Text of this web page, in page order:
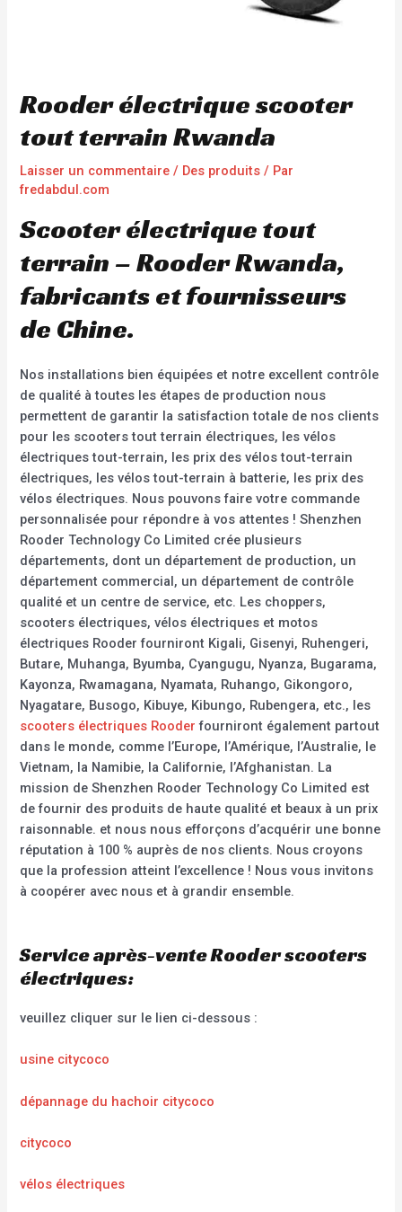
Rooder électrique scooter
tout terrain Rwanda
Laisser un commentaire / Des produits / Par
fredabdul.com
Scooter électrique tout
terrain – Rooder Rwanda,
fabricants et fournisseurs
de Chine.
Nos installations bien équipées et notre excellent contrôle
de qualité à toutes les étapes de production nous
permettent de garantir la satisfaction totale de nos clients
pour les scooters tout terrain électriques, les vélos
électriques tout-terrain, les prix des vélos tout-terrain
électriques, les vélos tout-terrain à batterie, les prix des
vélos électriques. Nous pouvons faire votre commande
personnalisée pour répondre à vos attentes ! Shenzhen
Rooder Technology Co Limited crée plusieurs
départements, dont un département de production, un
département commercial, un département de contrôle
qualité et un centre de service, etc. Les choppers,
scooters électriques, vélos électriques et motos
électriques Rooder fourniront Kigali, Gisenyi, Ruhengeri,
Butare, Muhanga, Byumba, Cyangugu, Nyanza, Bugarama,
Kayonza, Rwamagana, Nyamata, Ruhango, Gikongoro,
Nyagatare, Busogo, Kibuye, Kibungo, Rubengera, etc., les
scooters électriques Rooder fourniront également partout
dans le monde, comme l’Europe, l’Amérique, l’Australie, le
Vietnam, la Namibie, la Californie, l’Afghanistan. La
mission de Shenzhen Rooder Technology Co Limited est
de fournir des produits de haute qualité et beaux à un prix
raisonnable. et nous nous efforçons d’acquérir une bonne
réputation à 100 % auprès de nos clients. Nous croyons
que la profession atteint l’excellence ! Nous vous invitons
à coopérer avec nous et à grandir ensemble.
Service après-vente Rooder scooters
électriques:
veuillez cliquer sur le lien ci-dessous :
usine citycoco
dépannage du hachoir citycoco
citycoco
vélos électriques